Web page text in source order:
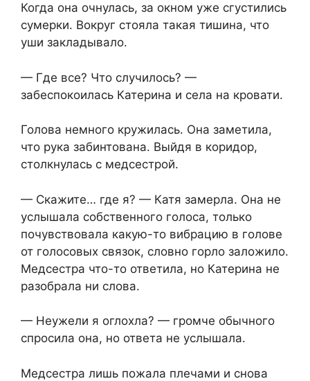
Когда она очнулась, за окном уже сгустились
сумерки. Вокруг стояла такая тишина, что
уши закладывало.
— Где все? Что случилось? —
забеспокоилась Катерина и села на кровати.
Голова немного кружилась. Она заметила,
что рука забинтована. Выйдя в коридор,
столкнулась с медсестрой.
— Скажите… где я? — Катя замерла. Она не
услышала собственного голоса, только
почувствовала какую-то вибрацию в голове
от голосовых связок, словно горло заложило.
Медсестра что-то ответила, но Катерина не
разобрала ни слова.
— Неужели я оглохла? — громче обычного
спросила она, но ответа не услышала.
Медсестра лишь пожала плечами и снова